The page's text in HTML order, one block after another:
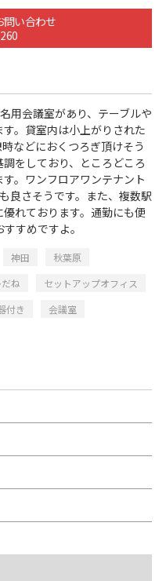
問い合わせ
用会議室があり、テーブルや
。貸室内は小上がりされた
などにおくつろぎ頂けそう
をしており、ところどころ
。ワンフロアワンテナント
良さそうです。また、複数駅
れております。通勤にも便
すめですよ。
神田
秋葉原
ね
セットアップオフィス
付き
会議室